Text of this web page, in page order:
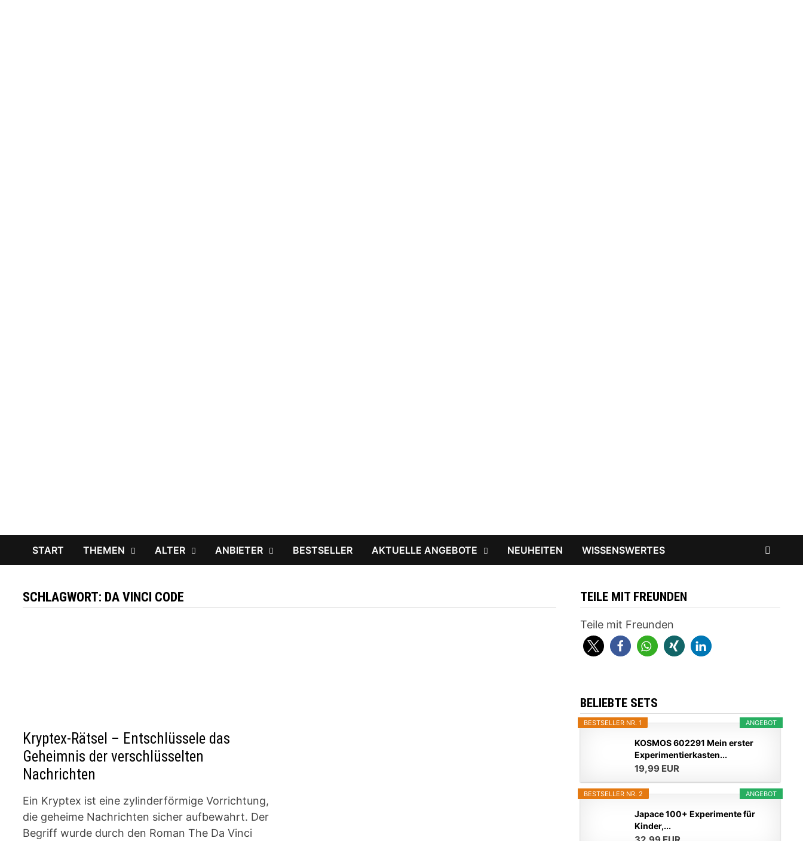
START THEMEN ALTER ANBIETER BESTSELLER AKTUELLE ANGEBOTE NEUHEITEN WISSENSWERTES
SCHLAGWORT: DA VINCI CODE
Kryptex-Rätsel – Entschlüssele das
Geheimnis der verschlüsselten
Nachrichten
Ein Kryptex ist eine zylinderförmige Vorrichtung,
die geheime Nachrichten sicher aufbewahrt. Der
Begriff wurde durch den Roman The Da Vinci
TEILE MIT FREUNDEN
Teile mit Freunden
BELIEBTE SETS
ANGEBOT
BESTSELLER NR. 1
KOSMOS 602291 Mein erster
Experimentierkasten...
19,99 EUR
ANGEBOT
BESTSELLER NR. 2
Japace 100+ Experimente für
Kinder,...